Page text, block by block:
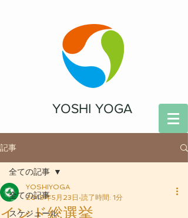
YOSHI YOGA
記事
全ての記事
スケジュール
全ての記事
インド総選挙
YOSHIYOGA
2019年5月23日 読了時間: 1分